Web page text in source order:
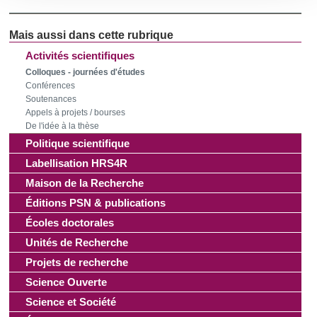
les cookies.
Les cookies nous permettent de personnaliser le contenu
et les annonces, d'offrir des fonctionnalités relatives aux
médias sociaux et d'analyser notre trafic. Nous
partageons également des informations sur l'utilisation de
notre site avec nos partenaires de médias sociaux, de
publicité et d'analyse, qui peuvent combiner celles-ci avec
d'autres informations que vous leur avez fournies ou qu'ils
ont collectées lors de votre utilisation de leurs services.
Activités scientifiques
Colloques - journées d'études
Conférences
Soutenances
Appels à projets / bourses
De l'idée à la thèse
Politique scientifique
Labellisation HRS4R
Maison de la Recherche
Éditions PSN & publications
Écoles doctorales
Unités de Recherche
Projets de recherche
Science Ouverte
Science et Société